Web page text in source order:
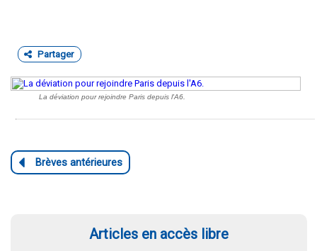
Partager
La déviation pour rejoindre Paris depuis l'A6.
Articles en accès libre